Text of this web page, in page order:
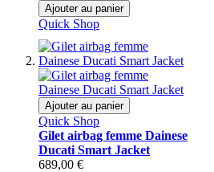
Ajouter au panier
Quick Shop
Ajouter au panier
Quick Shop
Gilet airbag femme Dainese
Ducati Smart Jacket
689,00 €